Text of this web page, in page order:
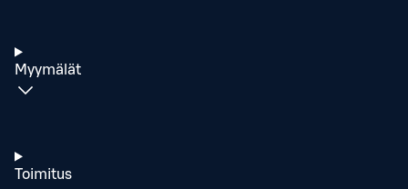
Myymälät
Toimitus